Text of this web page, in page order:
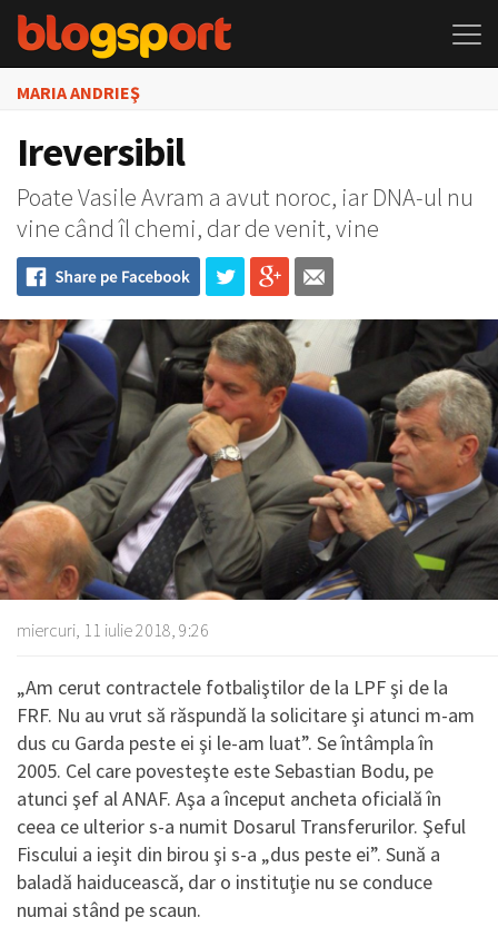
MARIA ANDRIEŞ
Ireversibil
Poate Vasile Avram a avut noroc, iar DNA-ul nu
vine când îl chemi, dar de venit, vine
miercuri, 11 iulie 2018, 9:26
„Am cerut contractele fotbaliştilor de la LPF şi de la
FRF. Nu au vrut să răspundă la solicitare şi atunci m-am
dus cu Garda peste ei şi le-am luat”. Se întâmpla în
2005. Cel care povesteşte este Sebastian Bodu, pe
atunci şef al ANAF. Aşa a început ancheta oficială în
ceea ce ulterior s-a numit Dosarul Transferurilor. Şeful
Fiscului a ieşit din birou şi s-a „dus peste ei”. Sună a
baladă haiducească, dar o instituţie nu se conduce
numai stând pe scaun.